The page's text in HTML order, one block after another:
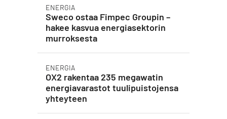
ENERGIA
Sweco ostaa Fimpec Groupin –
hakee kasvua energiasektorin
murroksesta
ENERGIA
OX2 rakentaa 235 megawatin
energiavarastot tuulipuistojensa
yhteyteen